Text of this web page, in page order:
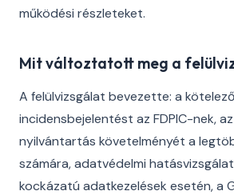
működési részleteket.
Mit változtatott meg a
A felülvizsgálat bevezette: a
incidensbejelentést az FDPIC-nek,
nyilvántartás követelményét a
számára, adatvédelmi
kockázatú adatkezelések esetén, a